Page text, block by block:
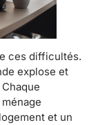
ces difficultés.
explose et
et un